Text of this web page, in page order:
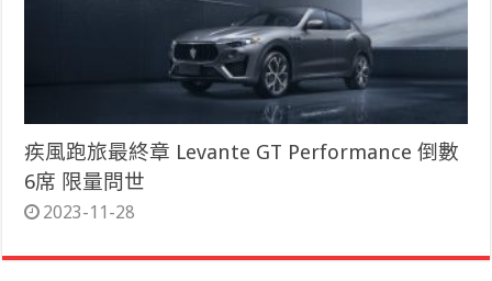
疾風跑旅最終章 Levante GT Performance 倒數
6席 限量問世
2023-11-28